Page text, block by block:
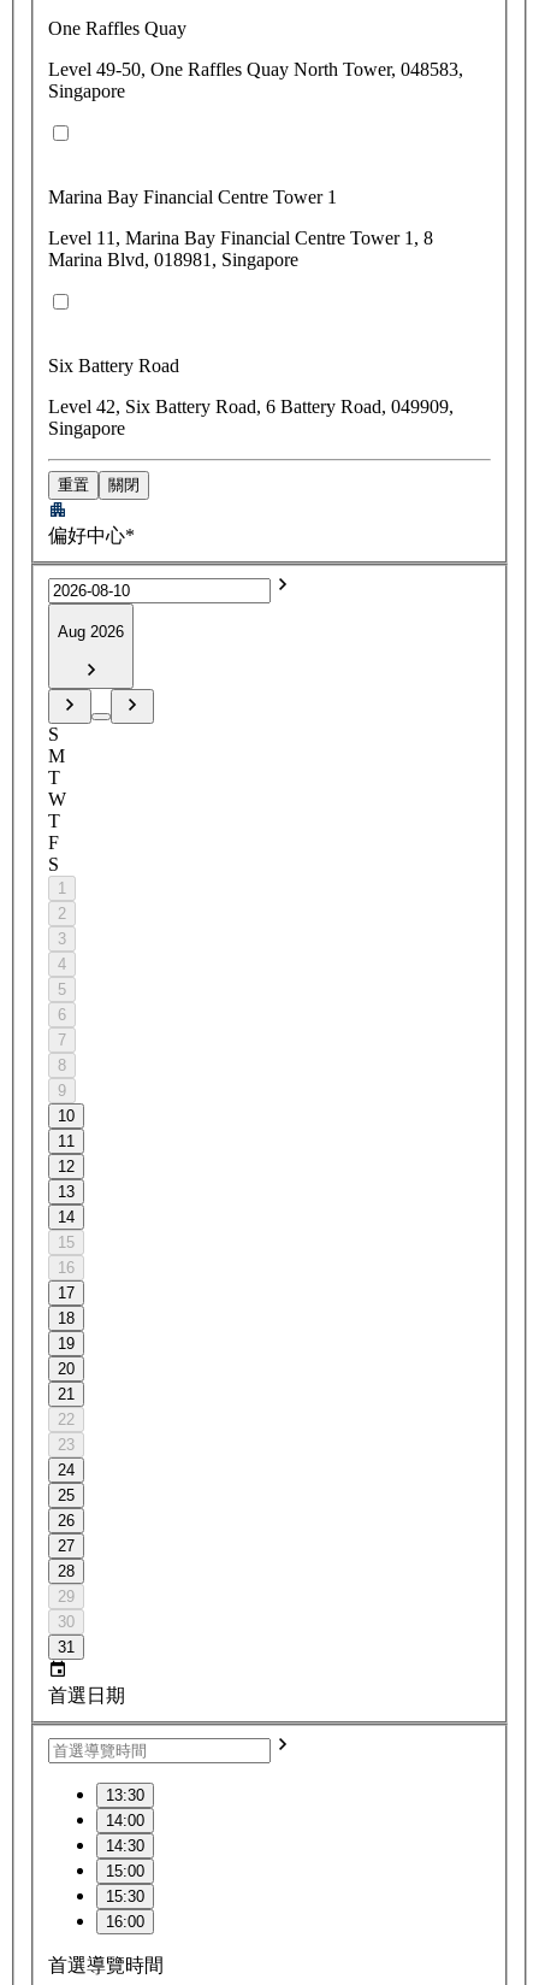
One Raffles Quay
Level 49-50, One Raffles Quay North Tower, 048583,
Singapore
Marina Bay Financial Centre Tower 1
Level 11, Marina Bay Financial Centre Tower 1, 8
Marina Blvd, 018981, Singapore
Six Battery Road
Level 42, Six Battery Road, 6 Battery Road, 049909,
Singapore
重置 關閉
偏好中心*
Aug 2026
S
M
T
W
T
F
S
1
2
3
4
5
6
7
8
9
10
11
12
13
14
15
16
17
18
19
20
21
22
23
24
25
26
27
28
29
30
31
首選日期
13:30
14:00
14:30
15:00
15:30
16:00
首選導覽時間